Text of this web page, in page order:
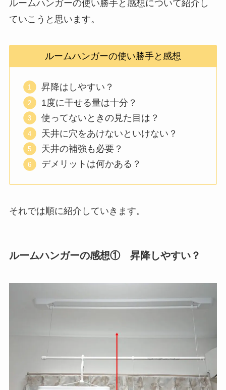
ルームハンガーの使い勝手と感想について紹介し
ていこうと思います。
ルームハンガーの使い勝手と感想
昇降はしやすい？
1度に干せる量は十分？
使ってないときの見た目は？
天井に穴をあけないといけない？
天井の補強も必要？
デメリットは何かある？
それでは順に紹介していきます。
ルームハンガーの感想① 昇降しやすい？